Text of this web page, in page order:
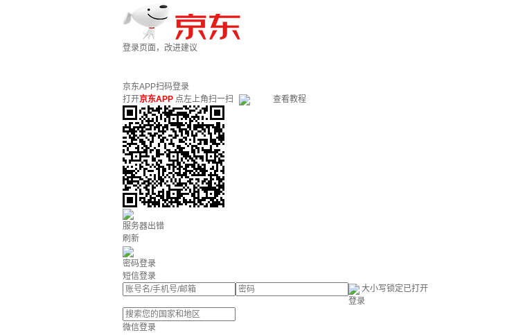
登录页面，改进建议
京东APP扫码登录
打开京东APP 点左上角扫一扫 查看教程
服务器出错
刷新
密码登录
短信登录
大小写锁定已打开
登录
微信登录